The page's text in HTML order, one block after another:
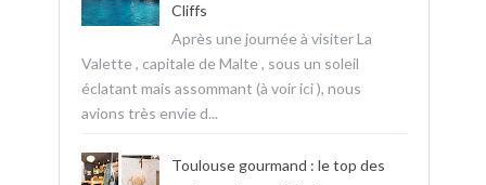
Cliffs
Après une journée à visiter La
Valette , capitale de Malte , sous un soleil
éclatant mais assommant (à voir ici ), nous
avions très envie d...
Toulouse gourmand : le top des